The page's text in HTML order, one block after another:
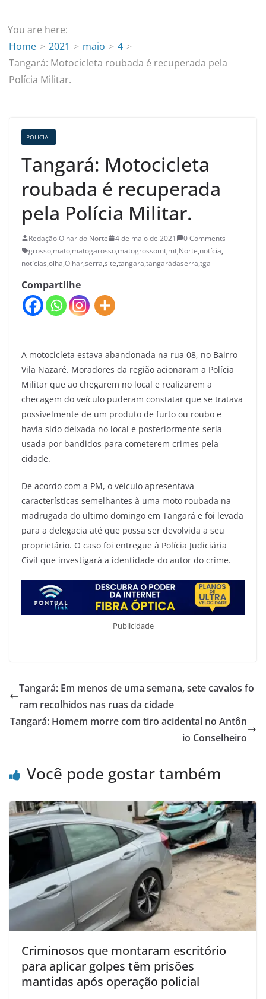
You are here:
Home
2021 maio
4
Tangará: Motocicleta roubada é recuperada pela
Polícia Militar.
POLICIAL
Tangará: Motocicleta
roubada é recuperada
pela Polícia Militar.
Redação Olhar do Norte 4 de maio de 2021
0 Comments
grosso,mato,matogarosso,matogrossomt,mt,Norte,notícia,
notícias,olha,Olhar,serra,site,tangara,tangarádaserra,tga
Compartilhe
A motocicleta estava abandonada na rua 08, no Bairro
Vila Nazaré. Moradores da região acionaram a Polícia
Militar que ao chegarem no local e realizarem a
checagem do veículo puderam constatar que se tratava
possivelmente de um produto de furto ou roubo e
havia sido deixada no local e posteriormente seria
usada por bandidos para cometerem crimes pela
cidade.
De acordo com a PM, o veículo apresentava
características semelhantes à uma moto roubada na
madrugada do ultimo domingo em Tangará e foi levada
para a delegacia até que possa ser devolvida a seu
proprietário. O caso foi entregue à Polícia Judiciária
Civil que investigará a identidade do autor do crime.
Publicidade
Tangará: Em menos de uma semana, sete cavalos fo
ram recolhidos nas ruas da cidade
Tangará: Homem morre com tiro acidental no Antôn
io Conselheiro
Você pode gostar também
Criminosos que montaram escritório
para aplicar golpes têm prisões
mantidas após operação policial